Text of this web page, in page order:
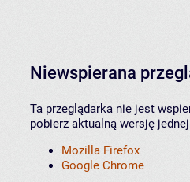
Niewspierana
Ta przeglądarka nie jest
pobierz aktualną wersję
Mozilla Firefox
Google Chrome